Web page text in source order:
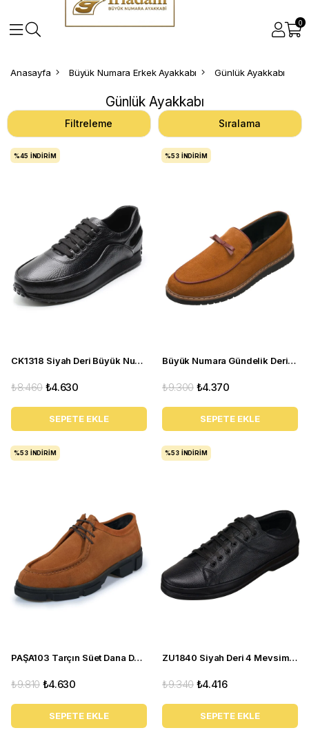
0
Anasayfa Büyük Numara Erkek Ayakkabı Günlük Ayakkabı
Günlük Ayakkabı
Filtreleme Sıralama
CK1318 Siyah Deri Büyük Numara Erkek Spor Ayakkabı
₺4.630
₺8.460
SEPETE EKLE
%45 İNDIRIM
Büyük Numara Gündelik Deri Süet Erkek Ayakkabı - Utkan24 Tarçın
₺4.370
₺9.300
SEPETE EKLE
%53 İNDIRIM
PAŞA103 Tarçın Süet Dana Derisi Esnek rahagt Termo Taban Rahat Geniş Konforlu Taban. ÖZEL Seri.
₺4.630
₺9.810
SEPETE EKLE
%53 İNDIRIM
ZU1840 Siyah Deri 4 Mevsim Büyük Numara Üst Kalite Erkek Ayakkabısı
₺4.416
₺9.340
SEPETE EKLE
%53 İNDIRIM